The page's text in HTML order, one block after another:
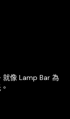
像 Lamp Bar 為